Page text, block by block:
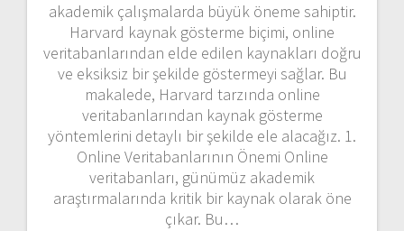
akademik çalışmalarda büyük öneme sahiptir.
Harvard kaynak gösterme biçimi, online
veritabanlarından elde edilen kaynakları doğru
ve eksiksiz bir şekilde göstermeyi sağlar. Bu
makalede, Harvard tarzında online
veritabanlarından kaynak gösterme
yöntemlerini detaylı bir şekilde ele alacağız. 1.
Online Veritabanlarının Önemi Online
veritabanları, günümüz akademik
araştırmalarında kritik bir kaynak olarak öne
çıkar. Bu…